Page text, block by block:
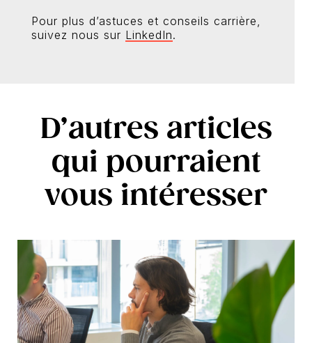
Pour plus d’astuces et conseils carrière,
suivez nous sur LinkedIn.
D’autres articles
qui pourraient
vous intéresser